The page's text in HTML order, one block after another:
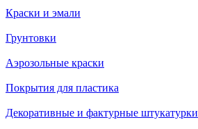
Краски и эмали
Грунтовки
Аэрозольные краски
Покрытия для пластика
Декоративные и фактурные штукатурки